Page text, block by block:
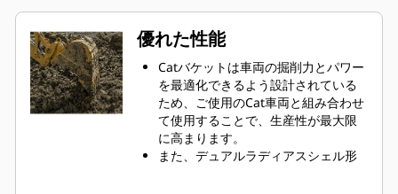
優れた性能
Catバケットは車両の掘削力とパワー
を最適化できるよう設計されている
ため、ご使用のCat車両と組み合わせ
て使用することで、生産性が最大限
に高まります。
また、デュアルラディアスシェル形